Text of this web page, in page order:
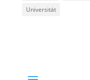
Universität